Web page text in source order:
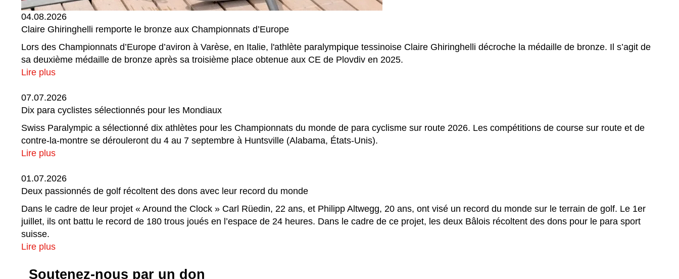
04.08.2026
Claire Ghiringhelli remporte le bronze aux Championnats d’Europe
Lors des Championnats d’Europe d’aviron à Varèse, en Italie, l'athlète paralympique tessinoise Claire Ghiringhelli décroche la médaille de bronze. Il s’agit de
sa deuxième médaille de bronze après sa troisième place obtenue aux CE de Plovdiv en 2025.
Lire plus
07.07.2026
Dix para cyclistes sélectionnés pour les Mondiaux
Swiss Paralympic a sélectionné dix athlètes pour les Championnats du monde de para cyclisme sur route 2026. Les compétitions de course sur route et de
contre-la-montre se dérouleront du 4 au 7 septembre à Huntsville (Alabama, États-Unis).
Lire plus
01.07.2026
Deux passionnés de golf récoltent des dons avec leur record du monde
Dans le cadre de leur projet « Around the Clock » Carl Rüedin, 22 ans, et Philipp Altwegg, 20 ans, ont visé un record du monde sur le terrain de golf. Le 1er
juillet, ils ont battu le record de 180 trous joués en l’espace de 24 heures. Dans le cadre de ce projet, les deux Bâlois récoltent des dons pour le para sport
suisse.
Lire plus
Soutenez-nous par un don